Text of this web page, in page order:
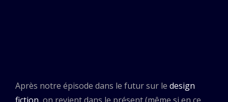
Après notre épisode dans le futur sur le design